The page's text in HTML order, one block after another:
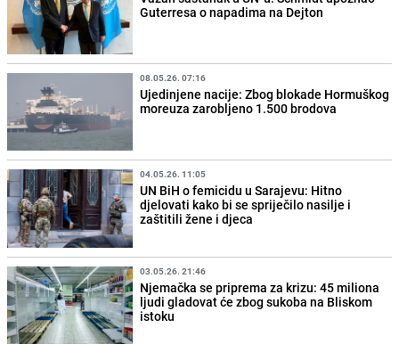
Guterresa o napadima na Dejton
08.05.26. 07:16
Ujedinjene nacije: Zbog blokade Hormuškog
moreuza zarobljeno 1.500 brodova
04.05.26. 11:05
UN BiH o femicidu u Sarajevu: Hitno
djelovati kako bi se spriječilo nasilje i
zaštitili žene i djeca
03.05.26. 21:46
Njemačka se priprema za krizu: 45 miliona
ljudi gladovat će zbog sukoba na Bliskom
istoku